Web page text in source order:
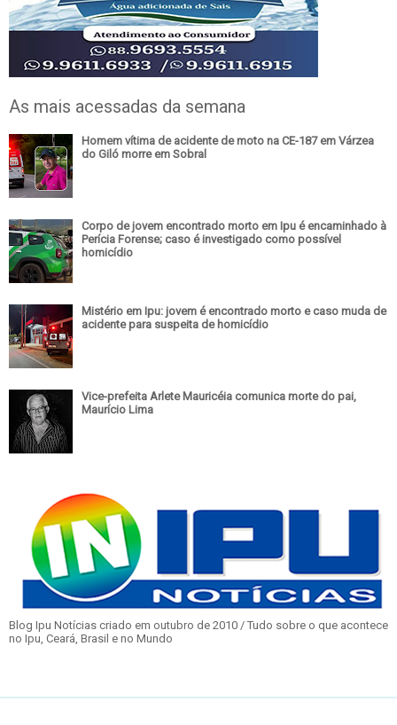
As mais acessadas da semana
Homem vítima de acidente de moto na CE-187 em Várzea
do Giló morre em Sobral
Corpo de jovem encontrado morto em Ipu é encaminhado à
Perícia Forense; caso é investigado como possível
homicídio
Mistério em Ipu: jovem é encontrado morto e caso muda de
acidente para suspeita de homicídio
Vice-prefeita Arlete Mauricéia comunica morte do pai,
Maurício Lima
Blog Ipu Notícias criado em outubro de 2010 / Tudo sobre o que acontece
no Ipu, Ceará, Brasil e no Mundo